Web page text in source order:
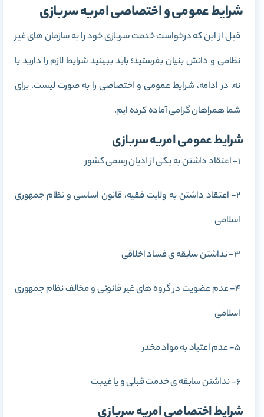
شرایط عمومی و اختصاصی امریه سربازی
قبل از این که درخواست خدمت سربازی خود را به سازمان های غیر
نظامی و دانش بنیان بفرستید؛ باید ببینید شرایط لازم را دارید یا
نه. در ادامه، شرایط عمومی و اختصاصی را به صورت لیست، برای
شما همراهان گرامی آماده کرده ایم.
شرایط عمومی امریه سربازی
1- اعتقاد داشتن به یکی از ادیان رسمی کشور
2- اعتقاد داشتن به ولایت فقیه، قانون اساسی و نظام جمهوری
اسلامی
3- نداشتن سابقه ی فساد اخلاقی
4- عدم عضویت در گروه های غیر قانونی و مخالف نظام جمهوری
اسلامی
5- عدم اعتیاد به مواد مخدر
6- نداشتن سابقه ی خدمت قبلی و یا غیبت
شرایط اختصاصی امریه سربازی